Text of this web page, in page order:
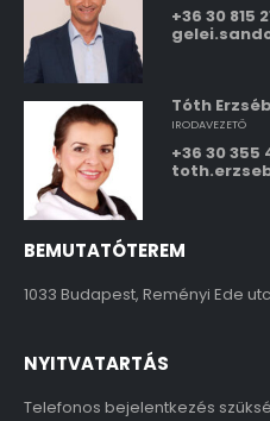
+36 30 815
Tóth
IRODAVEZETŐ
+36 30 355
BEMUTATÓTEREM
1033 Budapest, Reményi Ede
NYITVATARTÁS
Telefonos bejelentkezés